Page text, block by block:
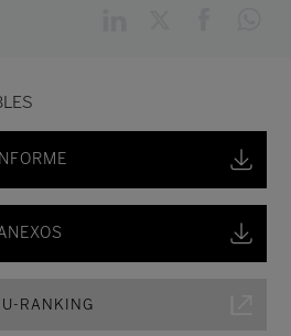
INFORME
U-RANKING